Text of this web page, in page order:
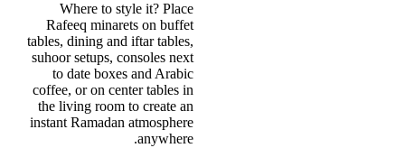
Where to style it? Place
Rafeeq minarets on buffet
tables, dining and iftar tables,
suhoor setups, consoles next
to date boxes and Arabic
coffee, or on center tables in
the living room to create an
instant Ramadan atmosphere
anywhere.